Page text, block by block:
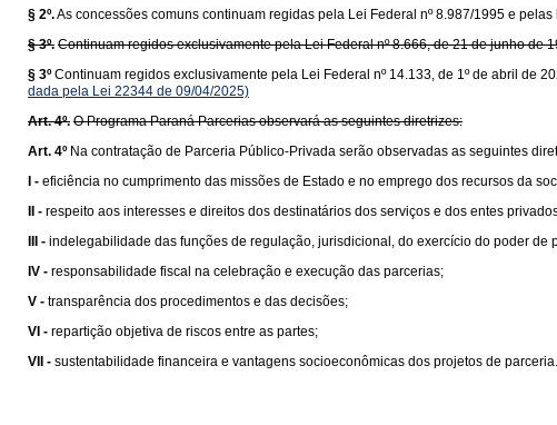
§ 2º.As concessões comuns continuam regidas pela Lei Federal nº 8.987/1995 e
§ 3º. Continuam regidos exclusivamente pela Lei Federal nº 8.666, de 21 de junho
§ 3º Continuam regidos exclusivamente pela Lei Federal nº 14.133, de 1º de abril de
dada pela Lei 22344 de 09/04/2025)
Art. 4º. O Programa Paraná Parcerias observará as seguintes diretrizes:
Art. 4º Na contratação de Parceria Público-Privada serão observadas as seguintes
I - eficiência no cumprimento das missões de Estado e no emprego dos recursos da
II - respeito aos interesses e direitos dos destinatários dos serviços e dos entes
III - indelegabilidade das funções de regulação, jurisdicional, do exercício do poder de
IV - responsabilidade fiscal na celebração e execução das parcerias;
V - transparência dos procedimentos e das decisões;
VI - repartição objetiva de riscos entre as partes;
VII - sustentabilidade financeira e vantagens socioeconômicas dos projetos de parceria.